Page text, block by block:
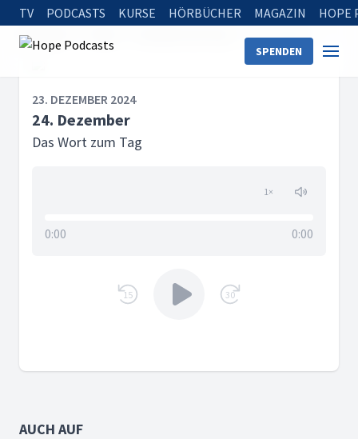
TV PODCASTS KURSE HÖRBÜCHER MAGAZIN HOPE
SPENDEN
Startseite 24. Dezember
23. DEZEMBER 2024
24. Dezember
Das Wort zum Tag
1×
0:00 0:00
15 30
AUCH AUF